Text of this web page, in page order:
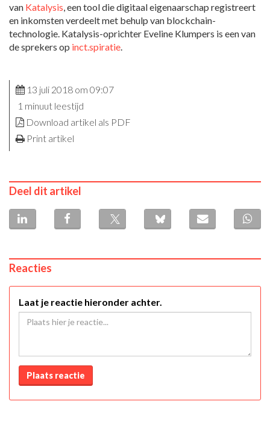
van Katalysis , een tool die digitaal eigenaarschap registreert
en inkomsten verdeelt met behulp van blockchain-
technologie. Katalysis-oprichter Eveline Klumpers is een van
de sprekers op inct.spiratie
13 juli 2018 om 09:07
1 minuut leestijd
Download artikel als PDF
Print artikel
Deel dit artikel
Reacties
Laat je reactie hieronder achter.
Plaats reactie